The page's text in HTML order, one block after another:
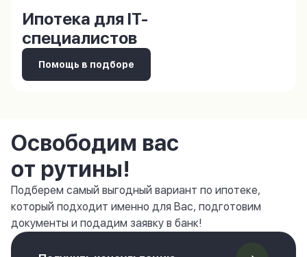
Ипотека для IT-
специалистов
Помощь в подборе
Освободим вас
от рутины!
Подберем самый выгодный вариант по ипотеке,
который подходит именно для Вас, подготовим
документы и подадим заявку в банк!